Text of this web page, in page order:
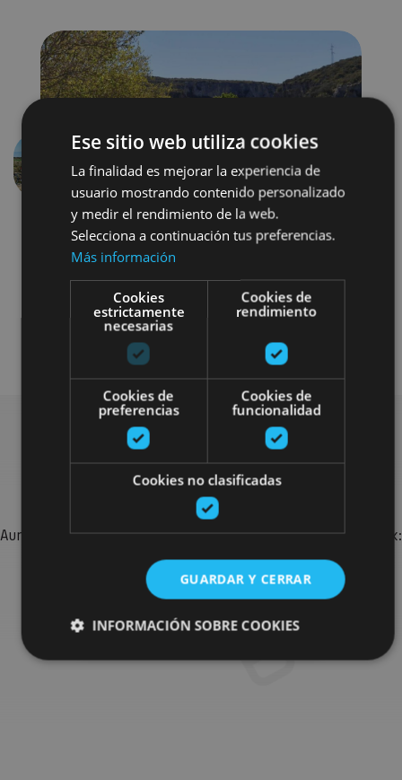
Aurrekoa
Bici Visitas guiadas
Bilatu plan gehiago
Aurkitu zure bidaia Nafarroan osatzeko planak eta iradokizunak:
jarduera antolatuak, bisitak eta agendaren ekitaldi
garrantzitsuenak.
Joan planen bilatzailera
Ese sitio web utiliza cookies
La finalidad es mejorar la experiencia de
usuario mostrando contenido personalizado
y medir el rendimiento de la web.
Selecciona a continuación tus preferencias.
Más información
Cookies
estrictamente
necesarias
Cookies de
rendimiento
Cookies de
preferencias
Cookies de
funcionalidad
Cookies no clasificadas
GUARDAR Y CERRAR
INFORMACIÓN SOBRE COOKIES